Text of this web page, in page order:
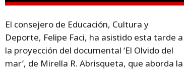
El consejero de Educación, Cultura y
Deporte, Felipe Faci, ha asistido esta tarde a
la proyección del documental ‘El Olvido del
mar’, de Mirella R. Abrisqueta, que aborda la